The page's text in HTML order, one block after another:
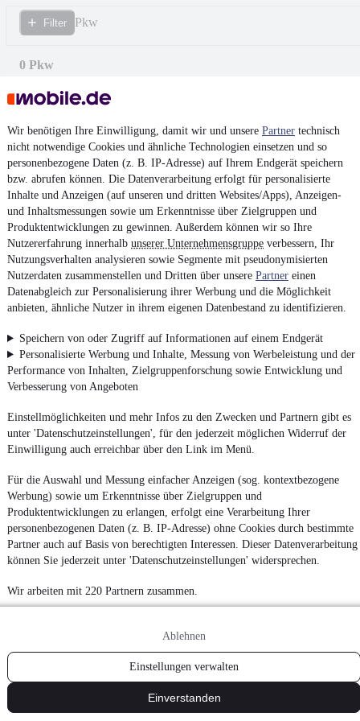
Wir benötigen Ihre Einwilligung, damit wir und unsere Partner technisch
nicht notwendige Cookies und ähnliche Technologien einsetzen und so
personenbezogene Daten (z. B. IP-Adresse) auf Ihrem Endgerät speichern
bzw. abrufen können. Die Datenverarbeitung erfolgt für personalisierte
Inhalte und Anzeigen (auf unseren und dritten Websites/Apps), Anzeigen-
und Inhaltsmessungen sowie um Erkenntnisse über Zielgruppen und
Produktentwicklungen zu gewinnen. Außerdem können wir so Ihre
Nutzererfahrung innerhalb unserer Unternehmensgruppe verbessern, Ihr
Nutzungsverhalten analysieren sowie Segmente mit pseudonymisierten
Nutzerdaten zusammenstellen und Dritten über unsere Partner einen
Datenabgleich zur Personalisierung ihrer Werbung und die Möglichkeit
anbieten, ähnliche Nutzer in ihrem eigenen Datenbestand zu identifizieren.
Speichern von oder Zugriff auf Informationen auf einem Endgerät
Personalisierte Werbung und Inhalte, Messung von Werbeleistung und der
Performance von Inhalten, Zielgruppenforschung sowie Entwicklung und
Verbesserung von Angeboten
Einstellmöglichkeiten und mehr Infos zu den Zwecken und Partnern gibt es
unter 'Datenschutzeinstellungen', für den jederzeit möglichen Widerruf der
Einwilligung auch erreichbar über den Link im Menü.
Für die Auswahl und Messung einfacher Anzeigen (sog. kontextbezogene
Werbung) sowie um Erkenntnisse über Zielgruppen und
Produktentwicklungen zu erlangen, erfolgt eine Verarbeitung Ihrer
personenbezogenen Daten (z. B. IP-Adresse) ohne Cookies durch bestimmte
Partner auch auf Basis von berechtigten Interessen. Dieser Datenverarbeitung
können Sie jederzeit unter 'Datenschutzeinstellungen' widersprechen.
Wir arbeiten mit 220 Partnern zusammen.
Ablehnen
Einstellungen verwalten
Einverstanden
Filter Pkw
0 Pkw
¹MwSt. ausweisbar